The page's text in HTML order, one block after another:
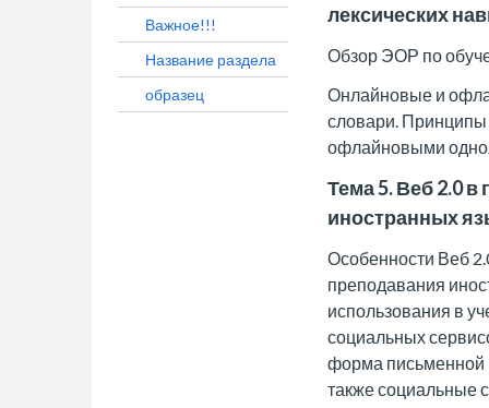
Важное!!!
Название раздела
образец
лексических
Обзор ЭОР по
Онлайновые и
словари.
офлайновыми
Тема 5. Веб 2.0
иностранных
Особенности Веб
преподавания
использования в
социальных
форма письменной
также социальные